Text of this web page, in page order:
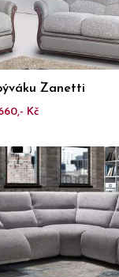
Zanetti
Kč